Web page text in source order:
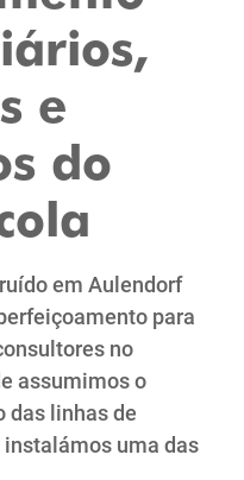
e
do
em Aulendorf
para
no
assumimos o
das linhas de
instalámos uma das